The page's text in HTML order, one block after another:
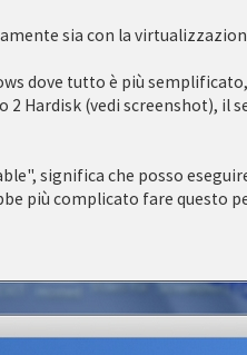
sia con la virtualizzazione
dove tutto è più
Hardisk (vedi screenshot), il
significa che posso
più complicato fare questo